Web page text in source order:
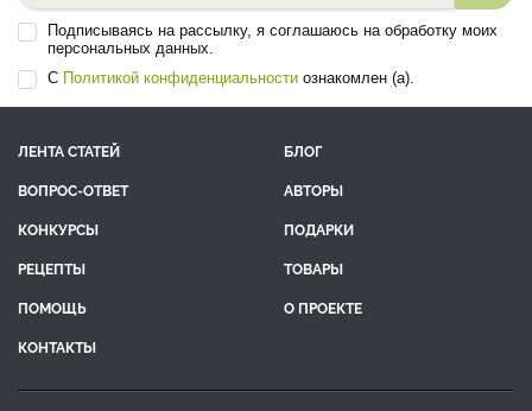
Подписываясь на рассылку, я соглашаюсь на обработку моих
персональных данных.
С Политикой конфиденциальности ознакомлен (а).
ЛЕНТА СТАТЕЙ
БЛОГ
ВОПРОС-ОТВЕТ
АВТОРЫ
КОНКУРСЫ
ПОДАРКИ
РЕЦЕПТЫ
ТОВАРЫ
ПОМОЩЬ
О ПРОЕКТЕ
КОНТАКТЫ